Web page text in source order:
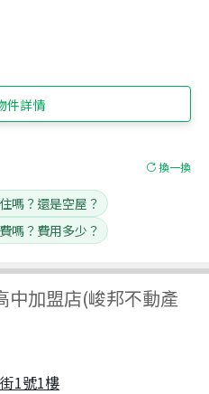
件詳情
中加盟店(峻邦不動產
1號1樓
換一換
嗎？還是空屋？
嗎？費用多少？